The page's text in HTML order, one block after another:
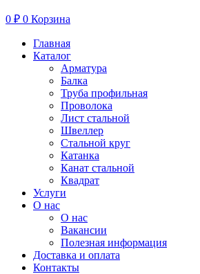
0 ₽ 0 Корзина
Главная
Каталог
Арматура
Балка
Труба профильная
Проволока
Лист стальной
Швеллер
Стальной круг
Катанка
Канат стальной
Квадрат
Услуги
О нас
О нас
Вакансии
Полезная информация
Доставка и оплата
Контакты